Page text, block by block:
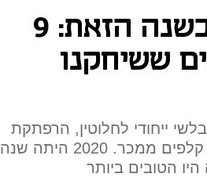
לא הכל היה נורא בשנה הזאת: 9
ששיחקנו
ייחודי לחלוטין, הרפתקת
סייברפאנק פולנית מפתיעה ומשחק קלפים ממכר. 2020 היתה שנה
הטובים ביותר